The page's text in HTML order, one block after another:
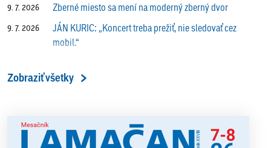
9. 7. 2026 Zberné miesto sa mení na moderný zberný dvor
9. 7. 2026
JÁN KURIC: „Koncert treba prežiť, nie sledovať cez
mobil.“
9. 7. 2026
ALENA PETÁKOVÁ: „Splnila som si všetko, čo som si
výborný šach aj príjemnú komunitnú atmosféru
Zobraziť všetky